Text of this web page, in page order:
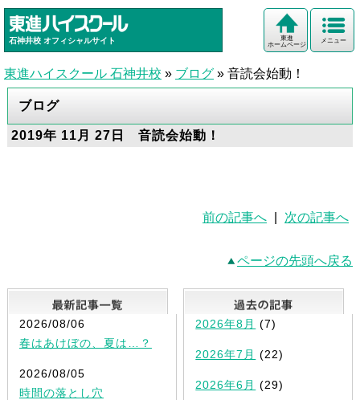
石神井校 オフィシャルサイト メニュー
東進
ホームページ
東進ハイスクール 石神井校 » ブログ » 音読会始動！
ブログ
2019年 11月 27日 音読会始動！
前の記事へ 次の記事へ
ページの先頭へ戻る
最新記事一覧
2026/08/06
春はあけぼの、夏は…？
2026/08/05
時間の落とし穴
2026年8月 (7)
2026年7月 (22)
2026年6月 (29)